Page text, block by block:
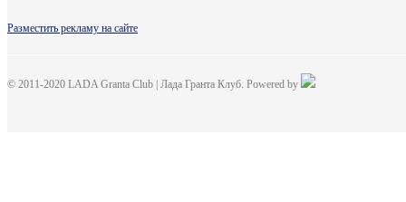
Разместить рекламу на сайте
© 2011-2020 LADA Granta Club | Лада Гранта Клуб. Powered by